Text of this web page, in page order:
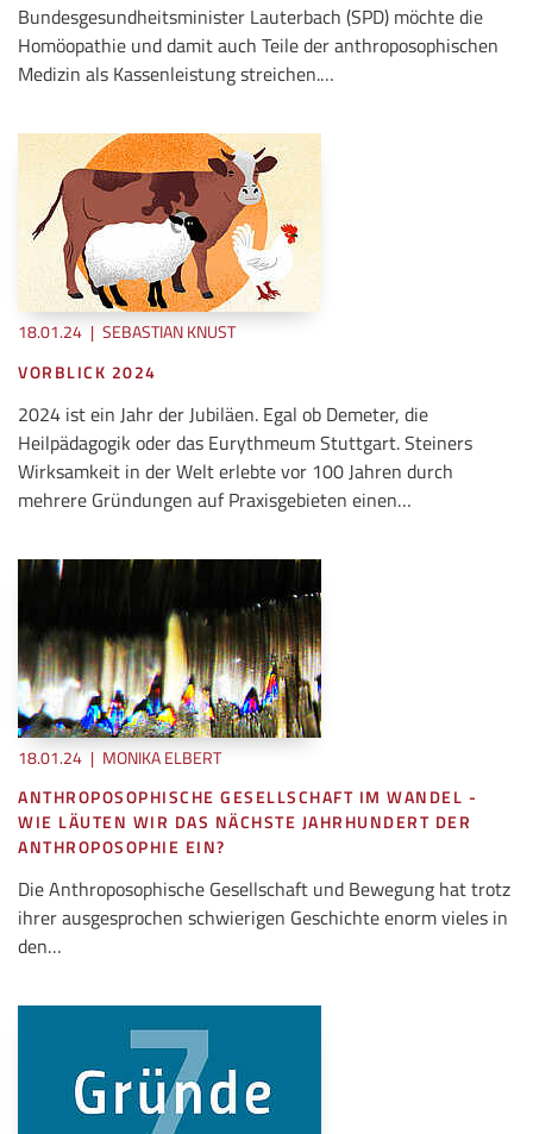
Bundesgesundheitsminister Lauterbach (SPD) möchte die
Homöopathie und damit auch Teile der anthroposophischen
Medizin als Kassenleistung streichen.…
18.01.24 | SEBASTIAN KNUST
VORBLICK 2024
2024 ist ein Jahr der Jubiläen. Egal ob Demeter, die
Heilpädagogik oder das Eurythmeum Stuttgart. Steiners
Wirksamkeit in der Welt erlebte vor 100 Jahren durch
mehrere Gründungen auf Praxisgebieten einen…
18.01.24 | MONIKA ELBERT
ANTHROPOSOPHISCHE GESELLSCHAFT IM WANDEL -
WIE LÄUTEN WIR DAS NÄCHSTE JAHRHUNDERT DER
ANTHROPOSOPHIE EIN?
Die Anthroposophische Gesellschaft und Bewegung hat trotz
ihrer ausgesprochen schwierigen Geschichte enorm vieles in
den…